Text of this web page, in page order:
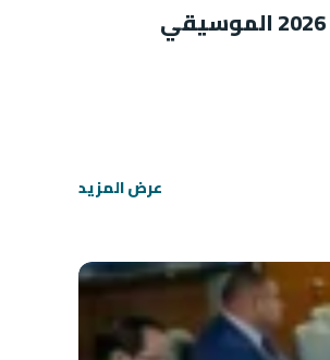
عرض المزيد